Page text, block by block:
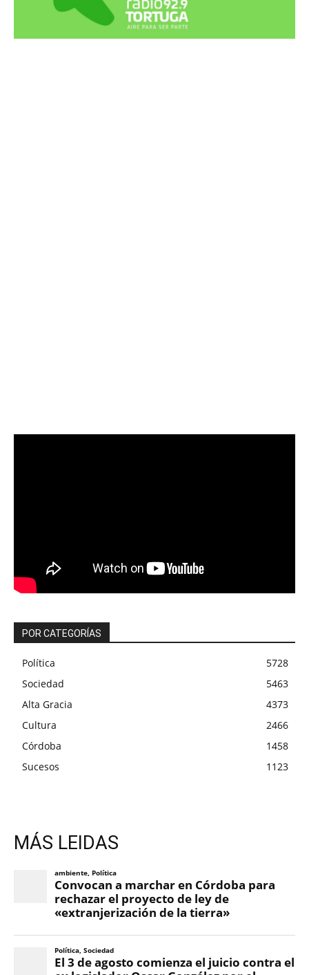
POR CATEGORÍAS
Política
5728
Sociedad
5463
Alta Gracia
4373
Cultura
2466
Córdoba
1458
Sucesos
1123
MÁS LEIDAS